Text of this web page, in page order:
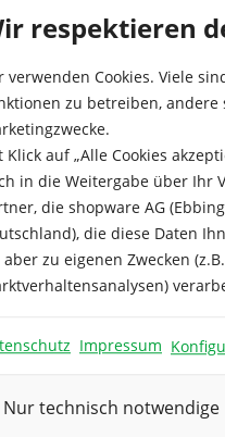
Blickfang in Ihrem
den Wildtulpen, welche
Mitte des 16.
Gärten wohlhabender
zu den beliebtesten
ca. 30 cm. Diese
wie in Töpfen
Kombinationen mit
der Wildtulpe
mit magischen
ihrer ersten Blüte, bei
weitere Jahre erfreuen.
geeignet!
respektieren
verwenden Cookies. Viele
zu betreiben,
Klick auf „Alle Cookies
in die Weitergabe über Ihr
die shopware AG
die diese Daten
aber zu eigenen Zwecken
Impressum
Nur technisch notwendige